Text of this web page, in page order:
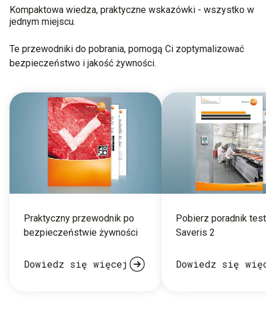
Kompaktowa wiedza, praktyczne wskazówki - wszystko w
jednym miejscu.
Te przewodniki do pobrania, pomogą Ci zoptymalizować
bezpieczeństwo i jakość żywności.
Praktyczny przewodnik po
bezpieczeństwie żywności
Dowiedz się więcej
Pobierz poradnik
Saveris 2
Dowiedz się